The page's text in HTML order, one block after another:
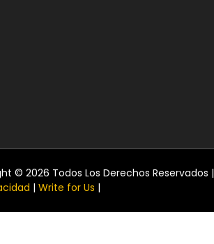
© 2026 Todos Los Derechos Reservados |
| Write for Us |